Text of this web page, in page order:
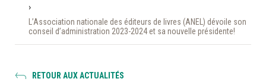
PERFECTIONNEMENT
ET SERVICES AUX MEMBRES
›
L’Association nationale des éditeurs de livres (ANEL) dévoile son
conseil d’administration 2023-2024 et sa nouvelle présidente!
RETOUR AUX ACTUALITÉS